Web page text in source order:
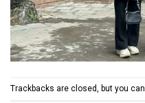
Trackbacks are closed, but you can